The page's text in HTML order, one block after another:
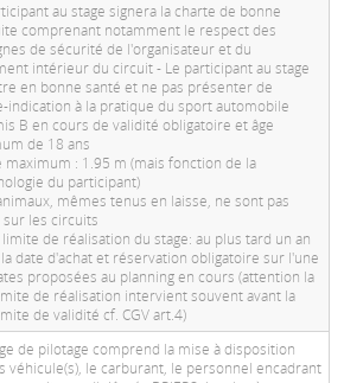
au stage signera la charte de bonne
comprenant notamment le respect des
de sécurité de l'organisateur et du
intérieur du circuit - Le participant au stage
en bonne santé et ne pas présenter de
indication à la pratique du sport automobile
B en cours de validité obligatoire et âge
de 18 ans
maximum : 1.95 m (mais fonction de la
du participant)
mêmes tenus en laisse, ne sont pas
sur les circuits
limite de réalisation du stage: au plus tard un an
date d'achat et réservation obligatoire sur l'une
proposées au planning en cours (attention la
de réalisation intervient souvent avant la
de validité cf. CGV art.4)
de pilotage comprend la mise à disposition
véhicule(s), le carburant, le personnel encadrant